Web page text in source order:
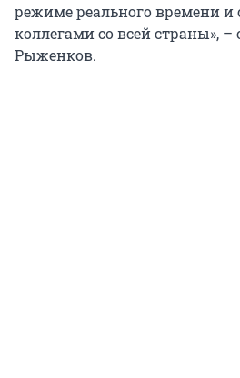
режиме реального времени и
коллегами со всей страны», –
Рыженков.